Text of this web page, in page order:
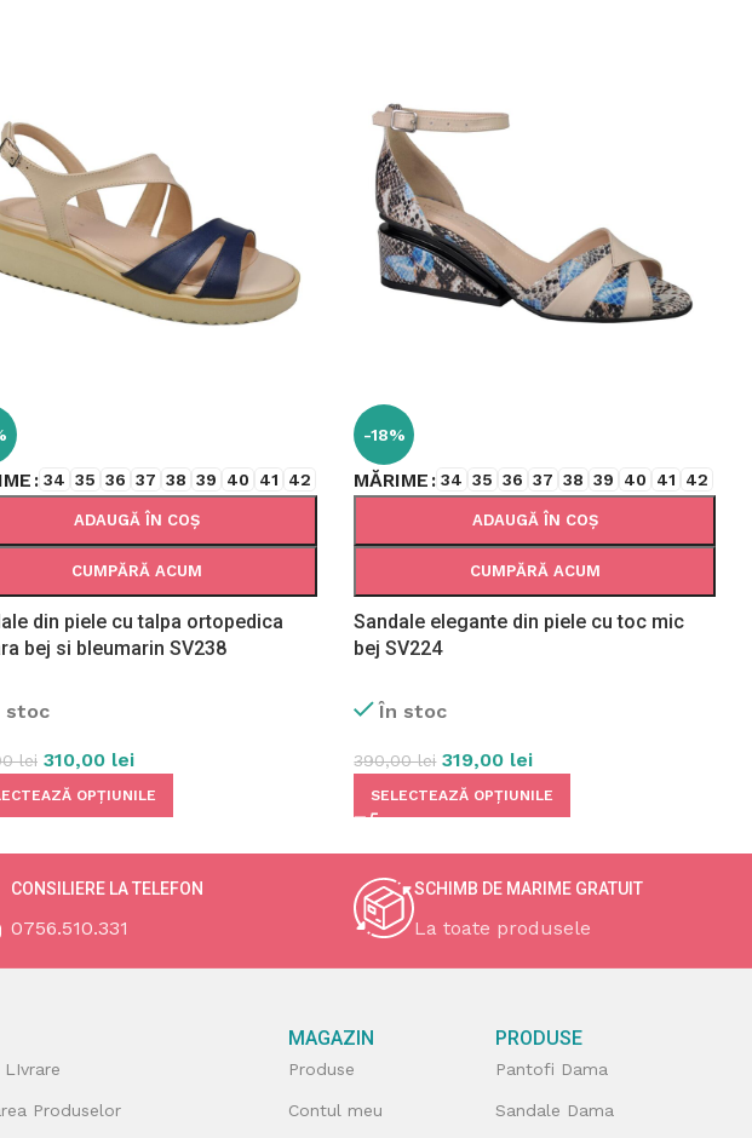
34 35 36 37 38 39 40 41 42
ADAUGĂ ÎN COȘ
CUMPĂRĂ ACUM
din piele cu talpa ortopedica
bej si bleumarin SV238
stoc
lei 310,00 lei
OPȚIUNILE
-18%
MĂRIME 34 35 36 37 38 39 40 41 42
ADAUGĂ ÎN COȘ
CUMPĂRĂ ACUM
Sandale elegante din piele cu toc mic
bej SV224
În stoc
390,00lei 319,00 lei
SELECTEAZĂ OPȚIUNILE
CONSILIERE LA TELEFON
0756.510.331
SCHIMB DE MARIME GRATUIT
La toate produsele
Produselor
MAGAZIN
Produse
Contul meu
PRODUSE
Pantofi Dama
Sandale Dama